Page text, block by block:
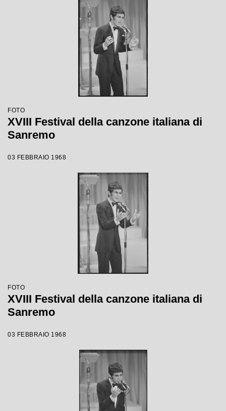
FOTO
XVIII Festival della canzone italiana di
Sanremo
03 FEBBRAIO 1968
FOTO
XVIII Festival della canzone italiana di
Sanremo
03 FEBBRAIO 1968